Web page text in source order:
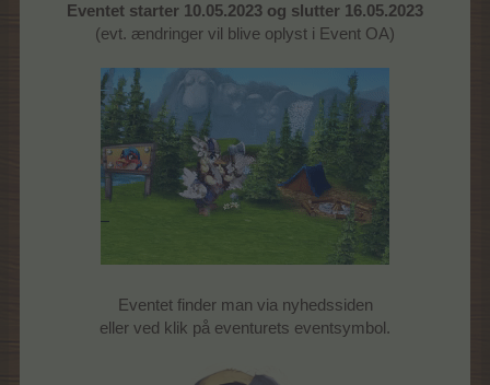
Eventet starter 10.05.2023 og slutter 16.05.2023
(evt. ændringer vil blive oplyst i Event OA)
Eventet finder man via nyhedssiden
eller ved klik på eventurets eventsymbol.